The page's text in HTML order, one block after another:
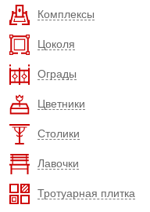
Комплексы
Цоколя
Ограды
Цветники
Столики
Лавочки
Тротуарная плитка